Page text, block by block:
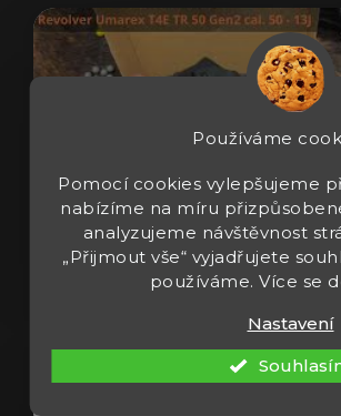
Používáme
Pomocí cookies vylepšujeme
nabízíme na míru
analyzujeme návštěvnost
„Přijmout vše“ vyjadřujete
používáme. Více se
Nastavení
Revolver Umarex T4E TR 50
Zobrazit video